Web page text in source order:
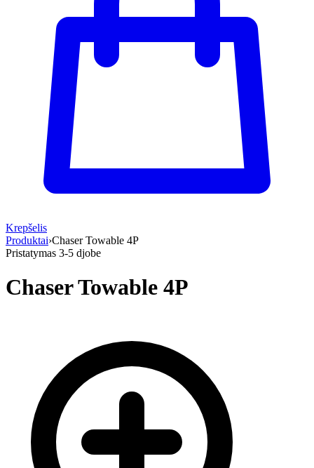
Krepšelis
Produktai›Chaser Towable 4P
Pristatymas 3-5 djobe
Chaser Towable 4P